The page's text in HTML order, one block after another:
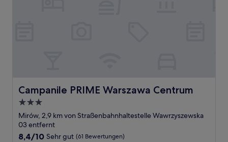
Campanile PRIME Warszawa Centrum
Campanile PRIME Warszawa Centrum
3.0-
Sterne-
Unterkunft
Mirów, 2,9 km von Straßenbahnhaltestelle Wawrzyszewska
03 entfernt
8.4
8,4/10 Sehr gut (61 Bewertungen)